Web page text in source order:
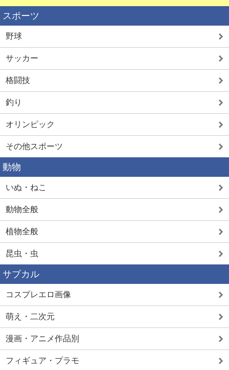
スポーツ
野球
サッカー
格闘技
釣り
オリンピック
その他スポーツ
動物
いぬ・ねこ
動物全般
植物全般
昆虫・虫
サブカル
コスプレエロ画像
萌え・二次元
漫画・アニメ作品別
フィギュア・プラモ